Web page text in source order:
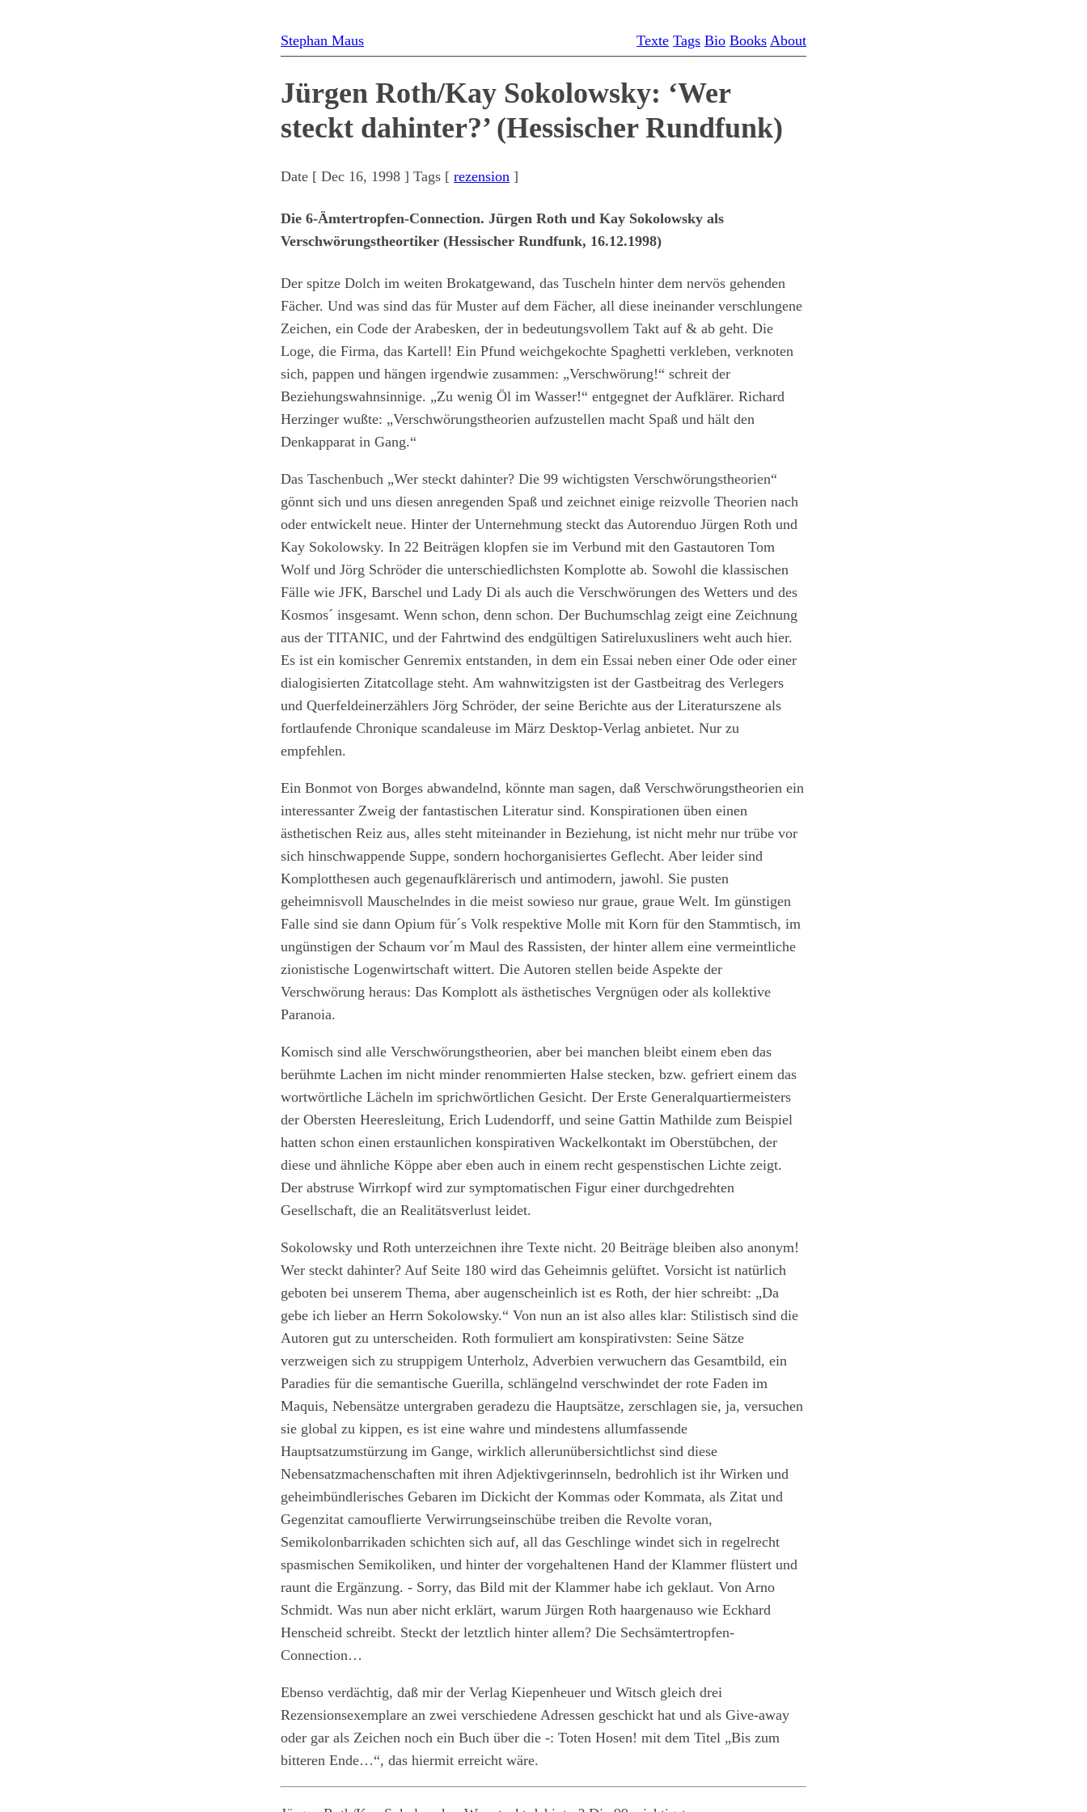
Stephan Maus Texte Tags Bio Books About
Jürgen Roth/Kay Sokolowsky: ‘Wer
steckt dahinter?’ (Hessischer Rundfunk)
Date [ Dec 16, 1998 ] Tags [ rezension ]
Die 6-Ämtertropfen-Connection. Jürgen Roth und Kay Sokolowsky als
Verschwörungstheortiker (Hessischer Rundfunk, 16.12.1998)
Der spitze Dolch im weiten Brokatgewand, das Tuscheln hinter dem nervös gehenden
Fächer. Und was sind das für Muster auf dem Fächer, all diese ineinander verschlungene
Zeichen, ein Code der Arabesken, der in bedeutungsvollem Takt auf & ab geht. Die
Loge, die Firma, das Kartell! Ein Pfund weichgekochte Spaghetti verkleben, verknoten
sich, pappen und hängen irgendwie zusammen: „Verschwörung!“ schreit der
Beziehungswahnsinnige. „Zu wenig Öl im Wasser!“ entgegnet der Aufklärer. Richard
Herzinger wußte: „Verschwörungstheorien aufzustellen macht Spaß und hält den
Denkapparat in Gang.“
Das Taschenbuch „Wer steckt dahinter? Die 99 wichtigsten Verschwörungstheorien“
gönnt sich und uns diesen anregenden Spaß und zeichnet einige reizvolle Theorien nach
oder entwickelt neue. Hinter der Unternehmung steckt das Autorenduo Jürgen Roth und
Kay Sokolowsky. In 22 Beiträgen klopfen sie im Verbund mit den Gastautoren Tom
Wolf und Jörg Schröder die unterschiedlichsten Komplotte ab. Sowohl die klassischen
Fälle wie JFK, Barschel und Lady Di als auch die Verschwörungen des Wetters und des
Kosmos´ insgesamt. Wenn schon, denn schon. Der Buchumschlag zeigt eine Zeichnung
aus der TITANIC, und der Fahrtwind des endgültigen Satireluxusliners weht auch hier.
Es ist ein komischer Genremix entstanden, in dem ein Essai neben einer Ode oder einer
dialogisierten Zitatcollage steht. Am wahnwitzigsten ist der Gastbeitrag des Verlegers
und Querfeldeinerzählers Jörg Schröder, der seine Berichte aus der Literaturszene als
fortlaufende Chronique scandaleuse im März Desktop-Verlag anbietet. Nur zu
empfehlen.
Ein Bonmot von Borges abwandelnd, könnte man sagen, daß Verschwörungstheorien ein
interessanter Zweig der fantastischen Literatur sind. Konspirationen üben einen
ästhetischen Reiz aus, alles steht miteinander in Beziehung, ist nicht mehr nur trübe vor
sich hinschwappende Suppe, sondern hochorganisiertes Geflecht. Aber leider sind
Komplotthesen auch gegenaufklärerisch und antimodern, jawohl. Sie pusten
geheimnisvoll Mauschelndes in die meist sowieso nur graue, graue Welt. Im günstigen
Falle sind sie dann Opium für´s Volk respektive Molle mit Korn für den Stammtisch, im
ungünstigen der Schaum vor´m Maul des Rassisten, der hinter allem eine vermeintliche
zionistische Logenwirtschaft wittert. Die Autoren stellen beide Aspekte der
Verschwörung heraus: Das Komplott als ästhetisches Vergnügen oder als kollektive
Paranoia.
Komisch sind alle Verschwörungstheorien, aber bei manchen bleibt einem eben das
berühmte Lachen im nicht minder renommierten Halse stecken, bzw. gefriert einem das
wortwörtliche Lächeln im sprichwörtlichen Gesicht. Der Erste Generalquartiermeisters
der Obersten Heeresleitung, Erich Ludendorff, und seine Gattin Mathilde zum Beispiel
hatten schon einen erstaunlichen konspirativen Wackelkontakt im Oberstübchen, der
diese und ähnliche Köppe aber eben auch in einem recht gespenstischen Lichte zeigt.
Der abstruse Wirrkopf wird zur symptomatischen Figur einer durchgedrehten
Gesellschaft, die an Realitätsverlust leidet.
Sokolowsky und Roth unterzeichnen ihre Texte nicht. 20 Beiträge bleiben also anonym!
Wer steckt dahinter? Auf Seite 180 wird das Geheimnis gelüftet. Vorsicht ist natürlich
geboten bei unserem Thema, aber augenscheinlich ist es Roth, der hier schreibt: „Da
gebe ich lieber an Herrn Sokolowsky.“ Von nun an ist also alles klar: Stilistisch sind die
Autoren gut zu unterscheiden. Roth formuliert am konspirativsten: Seine Sätze
verzweigen sich zu struppigem Unterholz, Adverbien verwuchern das Gesamtbild, ein
Paradies für die semantische Guerilla, schlängelnd verschwindet der rote Faden im
Maquis, Nebensätze untergraben geradezu die Hauptsätze, zerschlagen sie, ja, versuchen
sie global zu kippen, es ist eine wahre und mindestens allumfassende
Hauptsatzumstürzung im Gange, wirklich allerunübersichtlichst sind diese
Nebensatzmachenschaften mit ihren Adjektivgerinnseln, bedrohlich ist ihr Wirken und
geheimbündlerisches Gebaren im Dickicht der Kommas oder Kommata, als Zitat und
Gegenzitat camouflierte Verwirrungseinschübe treiben die Revolte voran,
Semikolonbarrikaden schichten sich auf, all das Geschlinge windet sich in regelrecht
spasmischen Semikoliken, und hinter der vorgehaltenen Hand der Klammer flüstert und
raunt die Ergänzung. - Sorry, das Bild mit der Klammer habe ich geklaut. Von Arno
Schmidt. Was nun aber nicht erklärt, warum Jürgen Roth haargenauso wie Eckhard
Henscheid schreibt. Steckt der letztlich hinter allem? Die Sechsämtertropfen-
Connection…
Ebenso verdächtig, daß mir der Verlag Kiepenheuer und Witsch gleich drei
Rezensionsexemplare an zwei verschiedene Adressen geschickt hat und als Give-away
oder gar als Zeichen noch ein Buch über die -: Toten Hosen! mit dem Titel „Bis zum
bitteren Ende…“, das hiermit erreicht wäre.